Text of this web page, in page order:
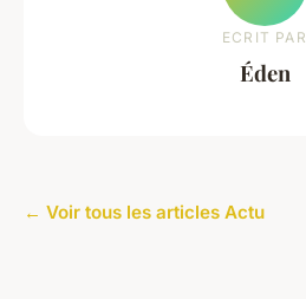
ECRIT PAR
Éden
← Voir tous les articles Actu